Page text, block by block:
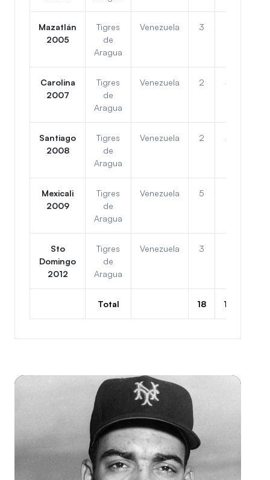
Mazatlán
2005
Tigres
de
Aragua
Venezuela 3
Carolina
2007
Tigres
de
Aragua
Venezuela 2 4
Santiago
2008
Tigres
de
Aragua
Venezuela 2 4
Mexicali
2009
Tigres
de
Aragua
Venezuela 5
Sto
Domingo
2012
Tigres
de
Aragua
Venezuela 3
Total 18 18